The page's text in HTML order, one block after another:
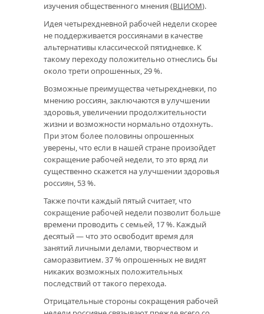
изучения общественного мнения (ВЦИОМ).
Идея четырехдневной рабочей недели скорее
не поддерживается россиянами в качестве
альтернативы классической пятидневке. К
такому переходу положительно отнеслись бы
около трети опрошенных, 29 %.
Возможные преимущества четырехдневки, по
мнению россиян, заключаются в улучшении
здоровья, увеличении продолжительности
жизни и возможности нормально отдохнуть.
При этом более половины опрошенных
уверены, что если в нашей стране произойдет
сокращение рабочей недели, то это вряд ли
существенно скажется на улучшении здоровья
россиян, 53 %.
Также почти каждый пятый считает, что
сокращение рабочей недели позволит больше
времени проводить с семьей, 17 %. Каждый
десятый — что это освободит время для
занятий личными делами, творчеством и
саморазвитием. 37 % опрошенных не видят
никаких возможных положительных
последствий от такого перехода.
Отрицательные стороны сокращения рабочей